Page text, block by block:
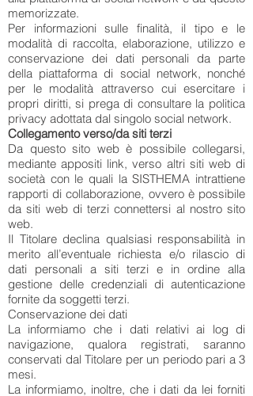
memorizzate.
Per informazioni sulle finalità, il tipo e le
modalità di raccolta, elaborazione, utilizzo e
conservazione dei dati personali da parte
della piattaforma di social network, nonché
per le modalità attraverso cui esercitare i
propri diritti, si prega di consultare la politica
privacy adottata dal singolo social network.
Collegamento verso/da siti terzi
Da questo sito web è possibile collegarsi,
mediante appositi link, verso altri siti web di
società con le quali la SISTHEMA intrattiene
rapporti di collaborazione, ovvero è possibile
da siti web di terzi connettersi al nostro sito
web.
Il Titolare declina qualsiasi responsabilità in
merito all’eventuale richiesta e/o rilascio di
dati personali a siti terzi e in ordine alla
gestione delle credenziali di autenticazione
fornite da soggetti terzi.
Conservazione dei dati
La informiamo che i dati relativi ai log di
navigazione, qualora registrati, saranno
conservati dal Titolare per un periodo pari a 3
mesi.
La informiamo, inoltre, che i dati da lei forniti